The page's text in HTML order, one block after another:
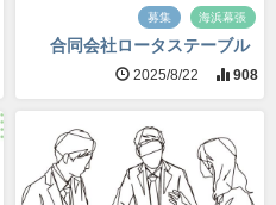
募集 海浜幕張
合同会社ロータステーブル
2025/8/22 908
火)